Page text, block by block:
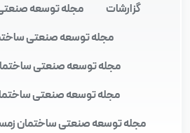
گزارشات
مجله توسعه صنعتی
مجله توسعه صنعتی ساختمان
مجله توسعه صنعتی ساختمان
مجله توسعه صنعتی ساختمان
مجله توسعه صنعتی ساختمان زمستان